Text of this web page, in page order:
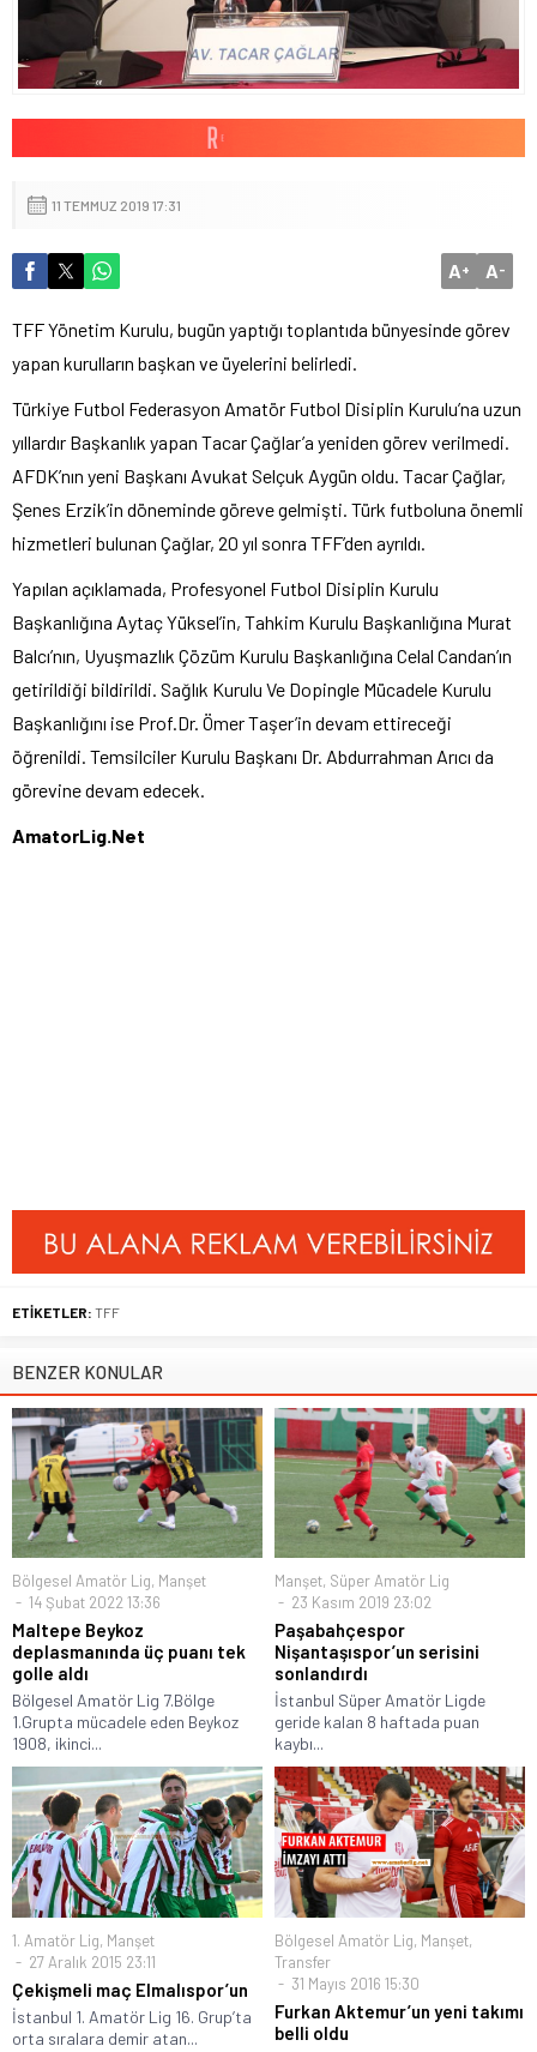
11 TEMMUZ 2019 17:31
A+ A-
TFF Yönetim Kurulu, bugün yaptığı toplantıda bünyesinde görev
yapan kurulların başkan ve üyelerini belirledi.
Türkiye Futbol Federasyon Amatör Futbol Disiplin Kurulu’na uzun
yıllardır Başkanlık yapan Tacar Çağlar’a yeniden görev verilmedi.
AFDK’nın yeni Başkanı Avukat Selçuk Aygün oldu. Tacar Çağlar,
Şenes Erzik’in döneminde göreve gelmişti. Türk futboluna önemli
hizmetleri bulunan Çağlar, 20 yıl sonra TFF’den ayrıldı.
Yapılan açıklamada, Profesyonel Futbol Disiplin Kurulu
Başkanlığına Aytaç Yüksel’in, Tahkim Kurulu Başkanlığına Murat
Balcı’nın, Uyuşmazlık Çözüm Kurulu Başkanlığına Celal Candan’ın
getirildiği bildirildi. Sağlık Kurulu Ve Dopingle Mücadele Kurulu
Başkanlığını ise Prof.Dr. Ömer Taşer’in devam ettireceği
öğrenildi. Temsilciler Kurulu Başkanı Dr. Abdurrahman Arıcı da
görevine devam edecek.
AmatorLig.Net
ETİKETLER: TFF
BENZER KONULAR
Bölgesel Amatör Lig, Manşet
14 Şubat 2022 13:36
Maltepe Beykoz
deplasmanında üç puanı tek
golle aldı
Bölgesel Amatör Lig 7.Bölge
1.Grupta mücadele eden Beykoz
1908, ikinci...
Manşet, Süper Amatör Lig
23 Kasım 2019 23:02
Paşabahçespor
Nişantaşıspor’un serisini
sonlandırdı
İstanbul Süper Amatör Ligde
geride kalan 8 haftada puan
kaybı...
1. Amatör Lig, Manşet
27 Aralık 2015 23:11
Çekişmeli maç Elmalıspor’un
İstanbul 1. Amatör Lig 16. Grup’ta
orta sıralara demir atan...
Bölgesel Amatör Lig, Manşet,
Transfer
31 Mayıs 2016 15:30
Furkan Aktemur’un yeni takımı
belli oldu